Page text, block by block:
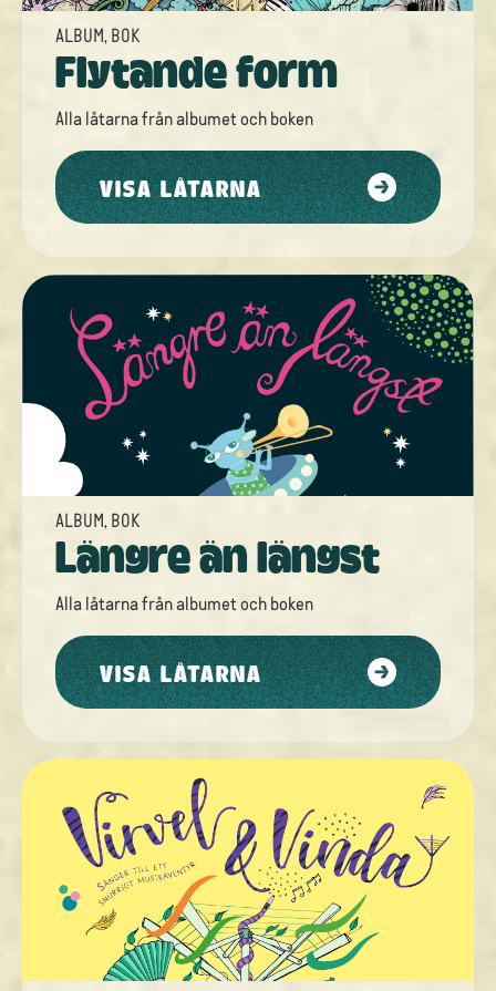
ALBUM BOK
Flytande form
Alla låtarna frånalbumetochboken
VISA LÅTARNA
ALBUM BOK
Längre än längst
Alla låtarna frånalbumetochboken
VISA LÅTARNA